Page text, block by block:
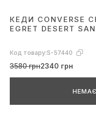
КЕДИ CONVERSE
EGRET DESERT
Код товару:S-57440
3580 грн2340 грн